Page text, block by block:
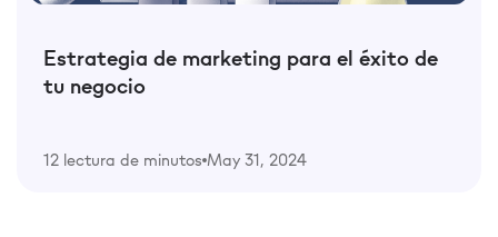
Estrategia de marketing para el éxito de
tu negocio
12 lectura de minutos May 31, 2024